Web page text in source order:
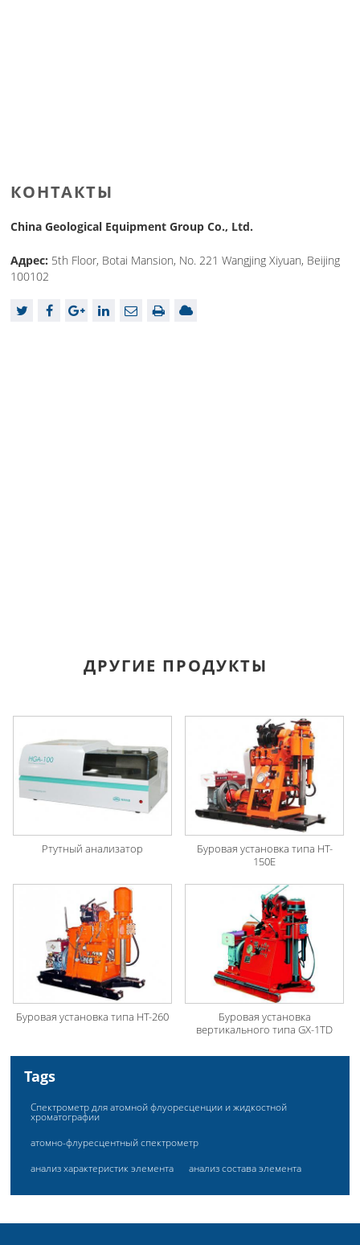
КОНТАКТЫ
China Geological Equipment Group Co., Ltd.
Адрес: 5th Floor, Botai Mansion, No. 221 Wangjing Xiyuan, Beijing
100102
ДРУГИЕ ПРОДУКТЫ
Ртутный анализатор
Буровая установка типа HT-
150E
Буровая установка типа HT-260
Буровая установка
вертикального типа GX-1TD
Tags
Спектрометр для атомной флуоресценции и жидкостной
хроматографии
атомно-флуресцентный спектрометр
анализ характеристик элемента
анализ состава элемента